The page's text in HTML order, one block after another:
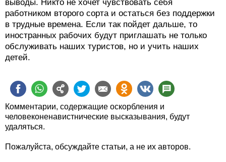
выводы. Никто не хочет чувствовать себя
работником второго сорта и остаться без поддержки
в трудные времена. Если так пойдет дальше, то
иностранных рабочих будут приглашать не только
обслуживать наших туристов, но и учить наших
детей.
Комментарии, содержащие оскорбления и
человеконенавистнические высказывания, будут
удаляться.
Пожалуйста, обсуждайте статьи, а не их авторов.